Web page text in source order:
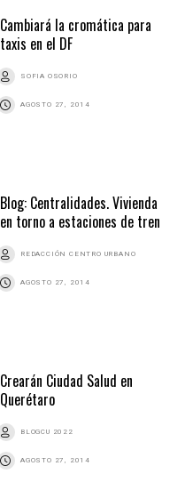
Cambiará la cromática para
taxis en el DF
SOFIA OSORIO
AGOSTO 27, 2014
Blog: Centralidades. Vivienda
en torno a estaciones de tren
REDACCIÓN CENTRO URBANO
AGOSTO 27, 2014
Crearán Ciudad Salud en
Querétaro
BLOGCU 2022
AGOSTO 27, 2014